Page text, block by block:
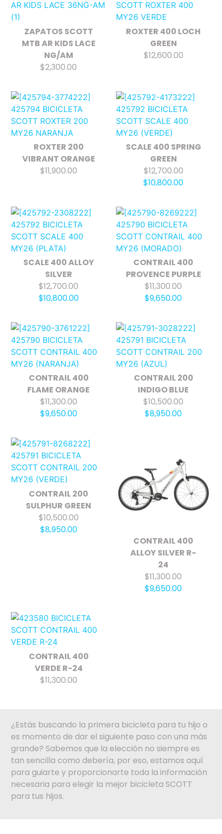
ZAPATOS SCOTT
MTB AR KIDS LACE
NG/AM
$2,300.00
ROXTER 400 LOCH
GREEN
$12,600.00
ROXTER 200
VIBRANT ORANGE
$11,900.00
SCALE 400 SPRING
GREEN
$12,700.00
$10,800.00
SCALE 400 ALLOY
SILVER
$12,700.00
$10,800.00
CONTRAIL 400
PROVENCE PURPLE
$11,300.00
$9,650.00
CONTRAIL 400
FLAME ORANGE
$11,300.00
$9,650.00
CONTRAIL 200
INDIGO BLUE
$10,500.00
$8,950.00
CONTRAIL 200
SULPHUR GREEN
$10,500.00
$8,950.00
CONTRAIL 400
ALLOY SILVER R-
24
$11,300.00
$9,650.00
CONTRAIL 400
VERDE R-24
$11,300.00
¿Estás buscando la primera bicicleta para tu hijo o
es momento de dar el siguiente paso con una más
grande? Sabemos que la elección no siempre es
tan sencilla como debería, por eso, estamos aquí
para guiarte y proporcionarte toda la información
necesaria para elegir la mejor bicicleta SCOTT
para tus hijos.